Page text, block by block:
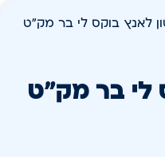
לאנץ בוקס לי בר מק"ט
לי בר מק"ט